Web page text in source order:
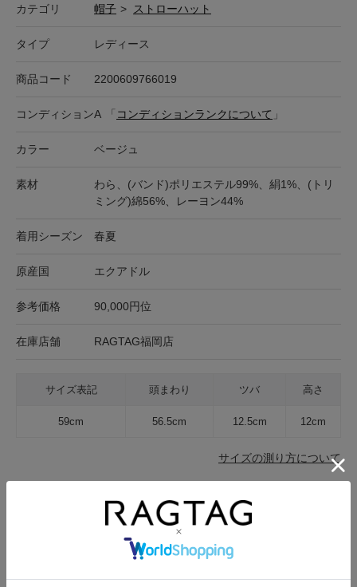
カテゴリ 帽子 > ストローハット
タイプ レディース
商品コード 2200609766019
コンディションA 「 コンディションランクについて 」
カラー ベージュ
素材
わら、(バンド)ポリエステル99%、絹1%、(トリ
ミング)綿56%、レーヨン44%
着用シーズン 春夏
原産国 エクアドル
参考価格 90,000円位
在庫店舗 RAGTAG福岡店
サイズ表記 頭まわり ツバ 高さ
59cm 56.5cm 12.5cm 12cm
サイズの測り方について
キャンセル・返品について
お買い物時のご利用ガイドはこちら